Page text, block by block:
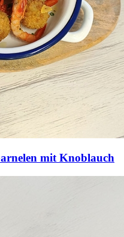
mit Knoblauch